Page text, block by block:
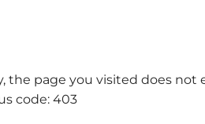
the page you visited does not
code: 403